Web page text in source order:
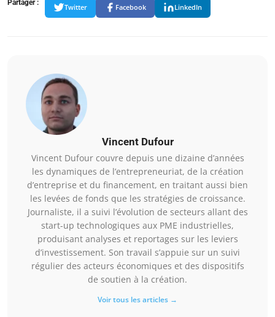
Partager :
Twitter Facebook LinkedIn
Vincent Dufour
Vincent Dufour couvre depuis une dizaine d’années
les dynamiques de l’entrepreneuriat, de la création
d’entreprise et du financement, en traitant aussi bien
les levées de fonds que les stratégies de croissance.
Journaliste, il a suivi l’évolution de secteurs allant des
start-up technologiques aux PME industrielles,
produisant analyses et reportages sur les leviers
d’investissement. Son travail s’appuie sur un suivi
régulier des acteurs économiques et des dispositifs
de soutien à la création.
Voir tous les articles →